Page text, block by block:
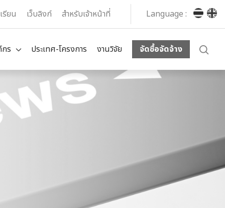
รียน เว็บลิงก์ สำหรับเจ้าหน้าที่ Language :
ร ประเทศ-โครงการ งานวิจัย จัดซื้อจัดจ้าง